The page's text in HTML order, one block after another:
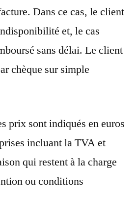
Dans ce cas, le client
et, le cas
sans délai. Le client
chèque sur simple
prix sont indiqués en euros
incluant la TVA et
qui restent à la charge
ou conditions